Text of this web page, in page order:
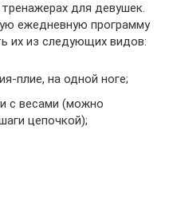
для девушек.
ежедневную программу
их из следующих видов:
плие, на одной ноге;
с весами (можно
цепочкой);